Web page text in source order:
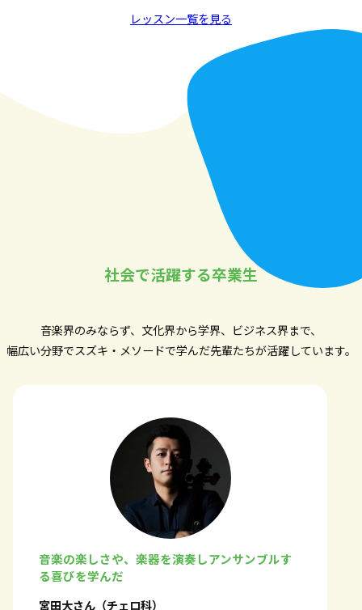
レッスン一覧を見る
社会で活躍する卒業生
音楽界のみならず、文化界から学界、ビジネス界まで、
幅広い分野でスズキ・メソードで学んだ先輩たちが活躍しています。
音楽の楽しさや、楽器を演奏しアンサンブルす
る喜びを学んだ
宮田大さん（チェロ科）